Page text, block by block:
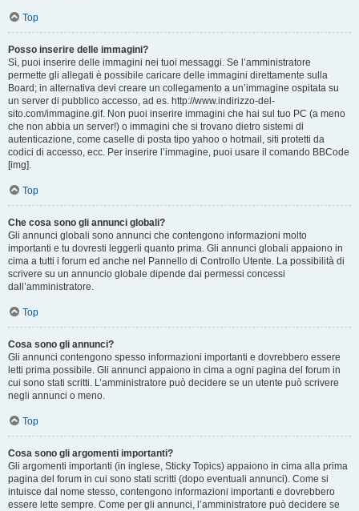
Top
Posso inserire delle immagini?
Sì, puoi inserire delle immagini nei tuoi messaggi. Se l’amministratore
permette gli allegati è possibile caricare delle immagini direttamente sulla
Board; in alternativa devi creare un collegamento a un’immagine ospitata su
un server di pubblico accesso, ad es. http://www.indirizzo-del-
sito.com/immagine.gif. Non puoi inserire immagini che hai sul tuo PC (a meno
che non abbia un server!) o immagini che si trovano dietro sistemi di
autenticazione, come caselle di posta tipo yahoo o hotmail, siti protetti da
codici di accesso, ecc. Per inserire l’immagine, puoi usare il comando BBCode
[img].
Top
Che cosa sono gli annunci globali?
Gli annunci globali sono annunci che contengono informazioni molto
importanti e tu dovresti leggerli quanto prima. Gli annunci globali appaiono in
cima a tutti i forum ed anche nel Pannello di Controllo Utente. La possibilità di
scrivere su un annuncio globale dipende dai permessi concessi
dall’amministratore.
Top
Cosa sono gli annunci?
Gli annunci contengono spesso informazioni importanti e dovrebbero essere
letti prima possibile. Gli annunci appaiono in cima a ogni pagina del forum in
cui sono stati scritti. L’amministratore può decidere se un utente può scrivere
negli annunci o meno.
Top
Cosa sono gli argomenti importanti?
Gli argomenti importanti (in inglese, Sticky Topics) appaiono in cima alla prima
pagina del forum in cui sono stati scritti (dopo eventuali annunci). Come si
intuisce dal nome stesso, contengono informazioni importanti e dovrebbero
essere lette sempre. Come per gli annunci, l’amministratore può decidere se